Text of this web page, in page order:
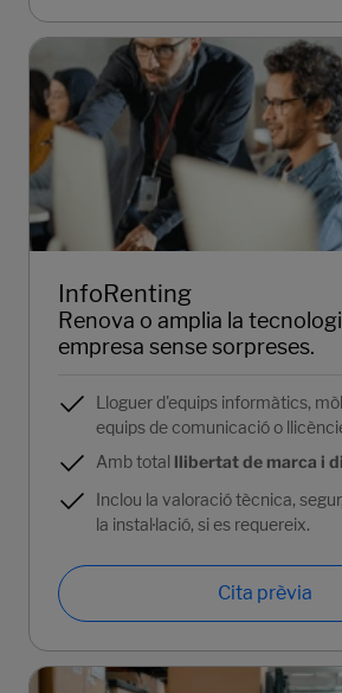
InfoRenting
Renova o amplia la
empresa sense sorpreses.
Lloguer d'equips informàtics,
equips de comunicació o
Amb total llibertat de marca i
Inclou la valoració tècnica,
la instal·lació, si es requereix.
Cita prèvia